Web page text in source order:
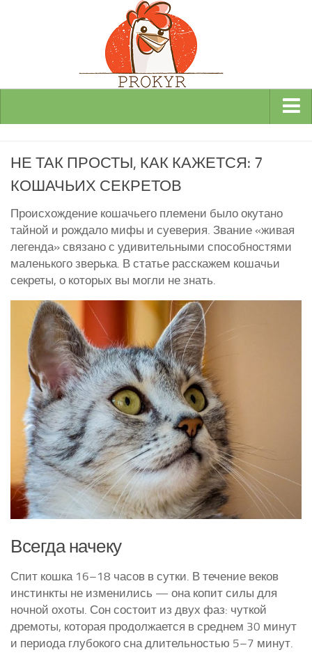
Декоративные
Мясные
Яичные
Инкубаторы
Здоровье кур
Разведение и содержание кур
Курятники и клетки
Полезное о курах
Другие птицы
Гуси
Индюки
Перепела
Утки
НЕ ТАК ПРОСТЫ, КАК КАЖЕТСЯ: 7
КОШАЧЬИХ СЕКРЕТОВ
Происхождение кошачьего племени было окутано
тайной и рождало мифы и суеверия. Звание «живая
легенда» связано с удивительными способностями
маленького зверька. В статье расскажем кошачьи
секреты, о которых вы могли не знать.
Всегда начеку
Спит кошка 16–18 часов в сутки. В течение веков
инстинкты не изменились — она копит силы для
ночной охоты. Сон состоит из двух фаз: чуткой
дремоты, которая продолжается в среднем 30 минут
и периода глубокого сна длительностью 5–7 минут.